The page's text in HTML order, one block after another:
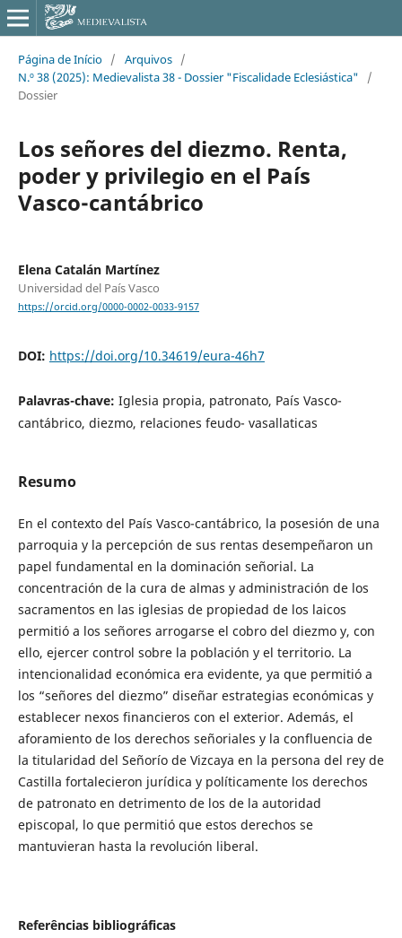
Página de Início / Arquivos /
N.º 38 (2025): Medievalista 38 - Dossier "Fiscalidade Eclesiástica"
/
Dossier
Los señores del diezmo. Renta,
poder y privilegio en el País
Vasco-cantábrico
Elena Catalán Martínez
Universidad del País Vasco
https://orcid.org/0000-0002-0033-9157
DOI: https://doi.org/10.34619/eura-46h7
Palavras-chave: Iglesia propia, patronato, País Vasco-
cantábrico, diezmo, relaciones feudo- vasallaticas
Resumo
En el contexto del País Vasco-cantábrico, la posesión de una
parroquia y la percepción de sus rentas desempeñaron un
papel fundamental en la dominación señorial. La
concentración de la cura de almas y administración de los
sacramentos en las iglesias de propiedad de los laicos
permitió a los señores arrogarse el cobro del diezmo y, con
ello, ejercer control sobre la población y el territorio. La
intencionalidad económica era evidente, ya que permitió a
los “señores del diezmo” diseñar estrategias económicas y
establecer nexos financieros con el exterior. Además, el
aforamiento de los derechos señoriales y la confluencia de
la titularidad del Señorío de Vizcaya en la persona del rey de
Castilla fortalecieron jurídica y políticamente los derechos
de patronato en detrimento de los de la autoridad
episcopal, lo que permitió que estos derechos se
mantuvieran hasta la revolución liberal.
Referências bibliográficas